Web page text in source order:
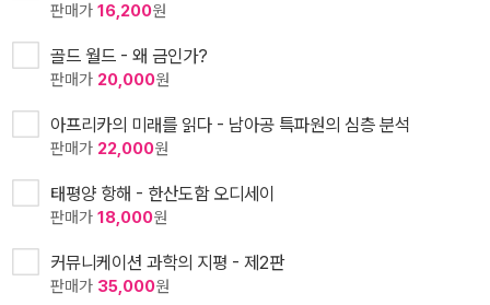
판매가 16,200원
골드 월드 - 왜 금인가?
판매가 20,000원
아프리카의 미래를 읽다 - 남아공 특파원의 심층 분석
판매가 22,000원
태평양 항해 - 한산도함 오디세이
판매가 18,000원
커뮤니케이션 과학의 지평 - 제2판
판매가 35,000원